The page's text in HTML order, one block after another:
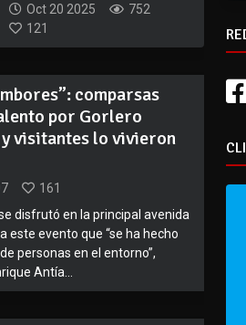
Oct 20 2025
752
121
comparsas
por Gorlero
visitantes lo vivieron
161
disfrutó en la principal avenida
este evento que “se ha hecho
personas en el entorno”,
Antía...